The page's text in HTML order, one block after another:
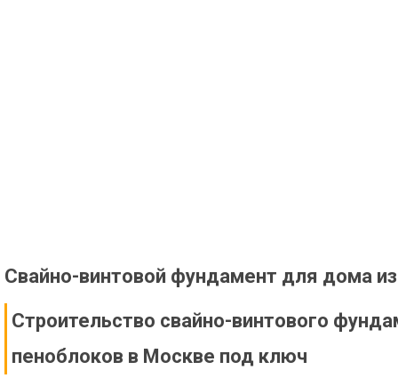
Свайно-винтовой фундамент для дома
Строительство свайно-винтового
пеноблоков в Москве под ключ